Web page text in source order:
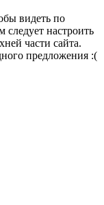
видеть по
настроить
части сайта.
предложения :(